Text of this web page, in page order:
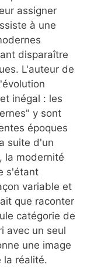
assigner
à une
disparaître
L'auteur de
inégal : les
y sont
époques
suite d'un
la modernité
s'étant
variable et
que raconter
catégorie de
avec un seul
une image
la réalité.